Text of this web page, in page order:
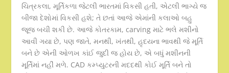
ચિત્રકલા, મૂર્તિકળા જેટલી ભારતમાં વિકસી હતી, એટલી ભાગ્યે જ
બીજા દેશોમાં વિકસી હશે; તે છતાં આજે એમાંની કલાઓ બહુ
જૂજ બચી શકી છે. આજે કોતરકામ, carving માટે ભલે મશીનો
આવી ગયા છે, પણ જાતે, મનથી, ખંતથી, હૃદયના ભાવથી જે મૂર્તિ
બને છે એની ઓળખ કાંઈ જુદી જ હોય છે, એ બધું મશીનની
મૂર્તિમાં નહીં મળે. CAD કમ્પ્યુટરની મદદથી કોઈ મૂર્તિ બને તો